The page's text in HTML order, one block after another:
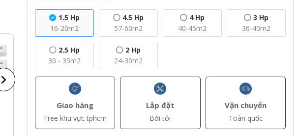
60.200.000đ(VAT)
+ Thêm
56.800.000đ(VAT)
+ Thêm
66.150.000đ(VAT)
1.5 Hp
16-20m2
4.5 Hp
57-60m2
4 Hp
40-45m2
3 Hp
36-40m2
2.5 Hp
30 - 35m2
2 Hp
24-30m2
Giao hàng
Free khu vực tphcm
Lắp đặt
Bởi tôi
Vận chuyển
Toàn quốc